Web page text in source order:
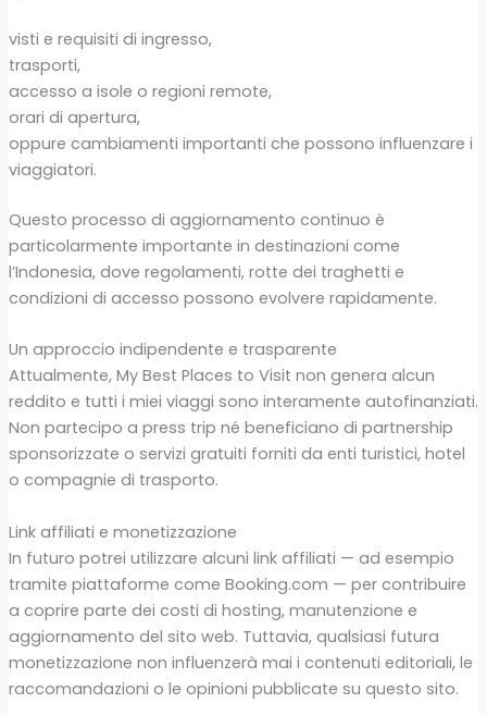
visti e requisiti di ingresso,
trasporti,
accesso a isole o regioni remote,
orari di apertura,
oppure cambiamenti importanti che possono influenzare i
viaggiatori.
Questo processo di aggiornamento continuo è
particolarmente importante in destinazioni come
l’Indonesia, dove regolamenti, rotte dei traghetti e
condizioni di accesso possono evolvere rapidamente.
Un approccio indipendente e trasparente
Attualmente, My Best Places to Visit non genera alcun
reddito e tutti i miei viaggi sono interamente autofinanziati.
Non partecipo a press trip né beneficiano di partnership
sponsorizzate o servizi gratuiti forniti da enti turistici, hotel
o compagnie di trasporto.
Link affiliati e monetizzazione
In futuro potrei utilizzare alcuni link affiliati — ad esempio
tramite piattaforme come Booking.com — per contribuire
a coprire parte dei costi di hosting, manutenzione e
aggiornamento del sito web. Tuttavia, qualsiasi futura
monetizzazione non influenzerà mai i contenuti editoriali, le
raccomandazioni o le opinioni pubblicate su questo sito.